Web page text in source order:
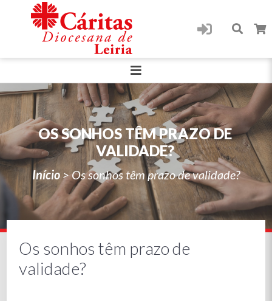
OS SONHOS TÊM PRAZO DE
VALIDADE?
Início >Os sonhos têm prazo de validade?
Os sonhos têm prazo de
validade?